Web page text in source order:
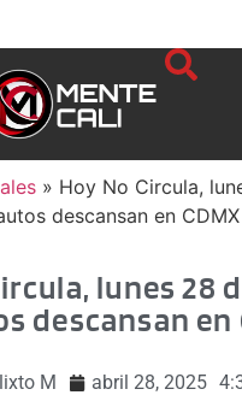
» Hoy No Circula,
descansan en
lunes 28
descansan en
M abril 28, 2025